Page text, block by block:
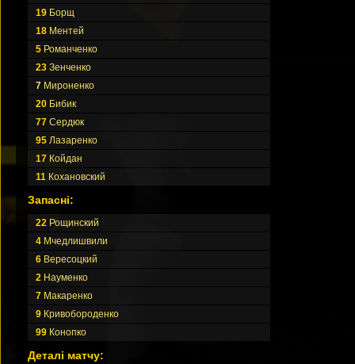
19 Борщ
18 Ментей
5 Романченко
23 Зенченко
7 Мироненко
20 Бибик
77 Сердюк
95 Лазаренко
17 Койдан
11 Кохановский
Запасні:
22 Рощинский
4 Мчедлишвили
6 Вересоцкий
2 Науменко
7 Макаренко
9 Кривобороденко
99 Конопко
Деталі матчу: